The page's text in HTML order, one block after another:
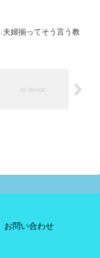
婦揃ってそう言う教
お問い合わせ